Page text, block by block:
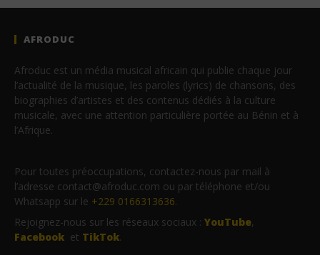
AFRODUC
Afroduc est un média musical africain qui publie chaque jour
l’actualité de la musique, les paroles (lyrics) de chansons, des
biographies d’artistes et des contenus dédiés à la culture
musicale, avec une attention particulière portée au Bénin et à
l’Afrique.
Pour toutes préoccupations, contactez-nous par mail à
l’adresse contact@afroduc.com ou par téléphone et/ou
Whatsapp sur le +229 0166313636.
Rejoignez-nous sur les réseaux sociaux : YouTube,
Facebook et TikTok.